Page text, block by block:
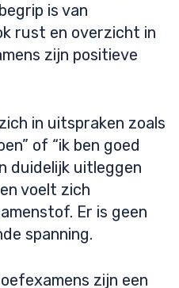
is van
rust en overzicht in
zijn positieve
in uitspraken zoals
of “ik ben goed
duidelijk uitleggen
voelt zich
Er is geen
spanning.
zijn een